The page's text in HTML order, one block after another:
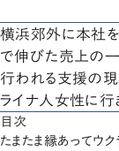
横浜郊外に本社
で伸びた売上の一
行われる支援の現
ライナ人女性に行
目次
たまたま縁あってウ